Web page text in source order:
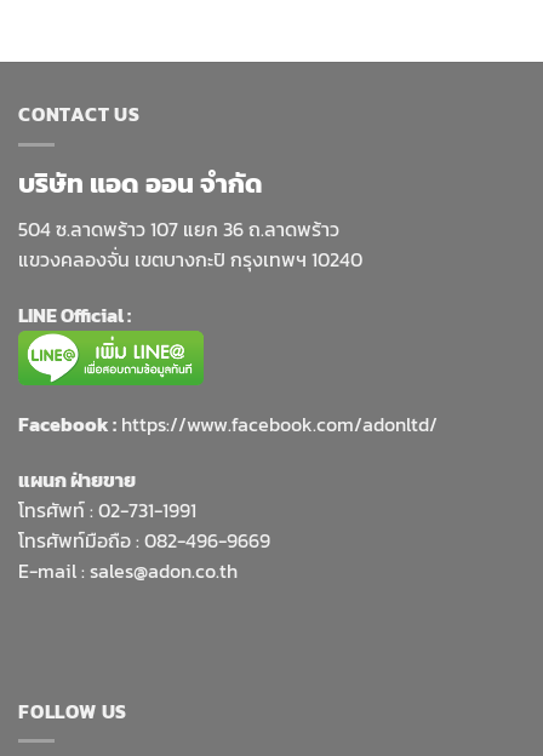
CONTACT US
บริษัท แอด ออน จำกัด
504 ซ.ลาดพร้าว 107 แยก 36 ถ.ลาดพร้าว
แขวงคลองจั่น เขตบางกะปิ กรุงเทพฯ 10240
LINE Official :
Facebook : https://www.facebook.com/adonltd/
แผนก ฝ่ายขาย
โทรศัพท์ : 02-731-1991
โทรศัพท์มือถือ : 082-496-9669
E-mail : sales@adon.co.th
FOLLOW US